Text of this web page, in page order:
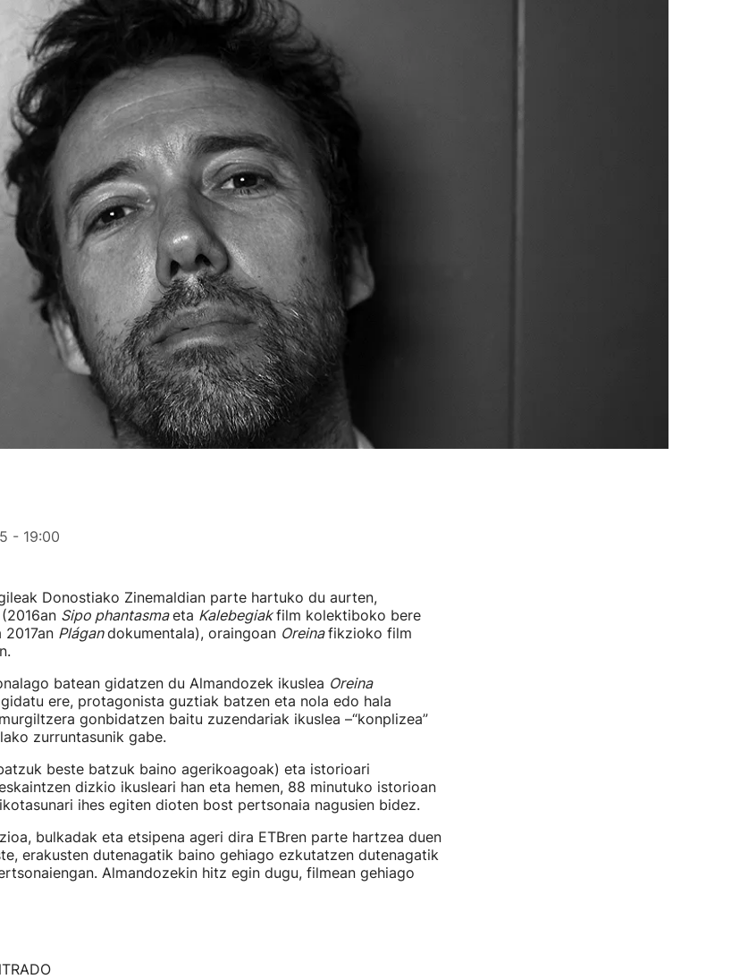
- 19:00
Donostiako Zinemaldian parte hartuko du aurten,
Sipo phantasmaeta Kalebegiakfilm kolektiboko bere
Plágandokumentala), oraingoan Oreinafikzioko film
batean gidatzen du Almandozek ikuslea Oreina
ere, protagonista guztiak batzen eta nola edo hala
gonbidatzen baitu zuzendariak ikuslea –“konplizea”
zurruntasunik gabe.
beste batzuk baino agerikoagoak) eta istorioari
dizkio ikusleari han eta hemen, 88 minutuko istorioan
ihes egiten dioten bost pertsonaia nagusien bidez.
bulkadak eta etsipena ageri dira ETBren parte hartzea duen
erakusten dutenagatik baino gehiago ezkutatzen dutenagatik
Almandozekin hitz egin dugu, filmean gehiago